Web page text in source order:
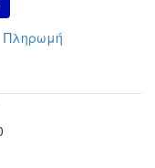
Πληρωμή